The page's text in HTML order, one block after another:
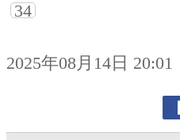
34
2025年08月14日 20:01